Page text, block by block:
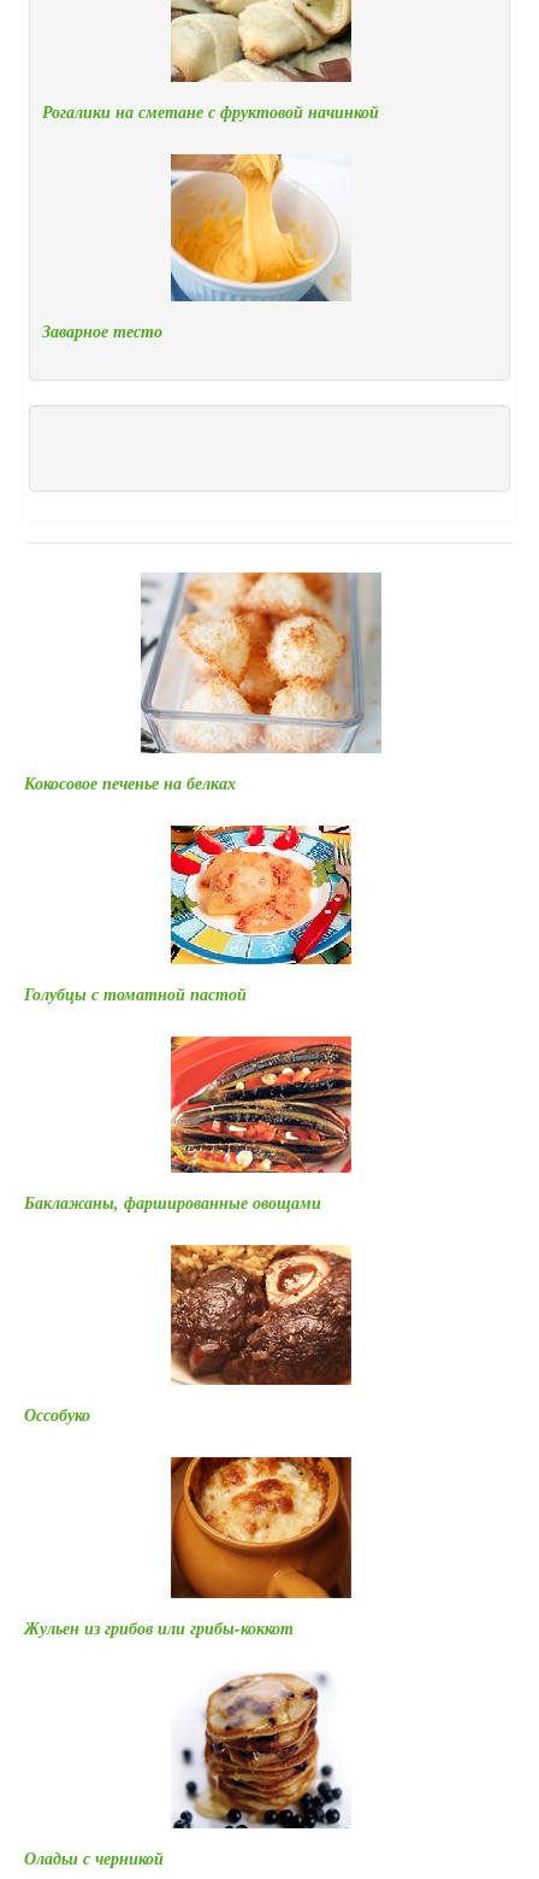
Рогалики на сметане с фруктовой начинкой
Заварное тесто
Кокосовое печенье на белках
Голубцы с томатной пастой
Баклажаны, фаршированные овощами
Оссобуко
Жульен из грибов или грибы-коккот
Оладьи с черникой